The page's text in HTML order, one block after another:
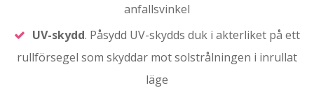
anfallsvinkel
UV-skydd. Påsydd UV-skydds duk i akterliket på ett
rullförsegel som skyddar mot solstrålningen i inrullat
läge